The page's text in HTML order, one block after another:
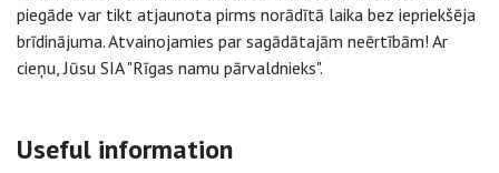
piegāde var tikt atjaunota pirms norādītā laika bez iepriekšēja
brīdinājuma. Atvainojamies par sagādātajām neērtībām! Ar
cieņu, Jūsu SIA "Rīgas namu pārvaldnieks".
Side navigation
Useful information